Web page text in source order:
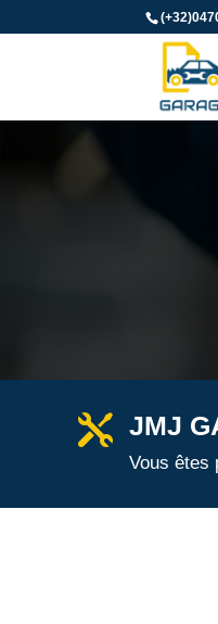
 JMJ
Vous êtes